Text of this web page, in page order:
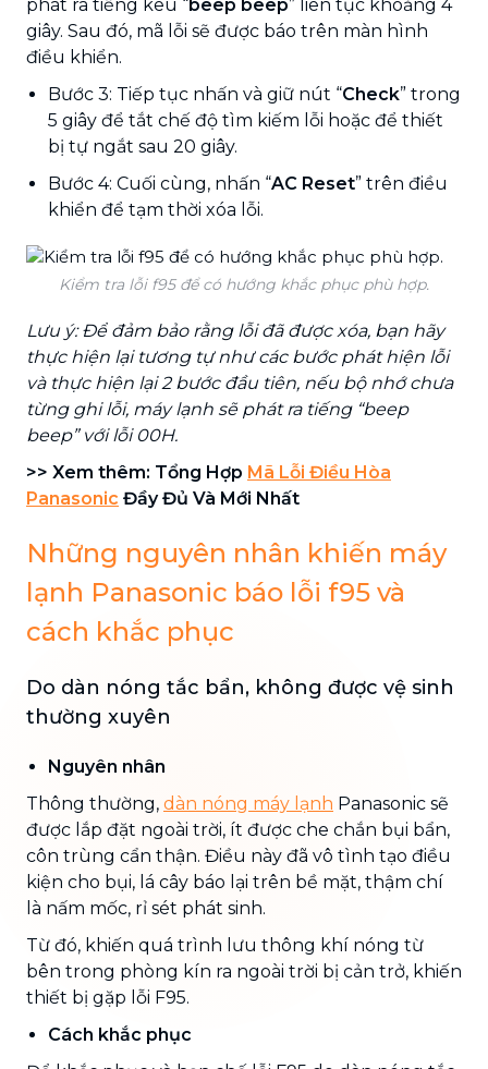
phát ra tiếng kêu “beep beep” liên tục khoảng 4
giây. Sau đó, mã lỗi sẽ được báo trên màn hình
điều khiển.
Bước 3: Tiếp tục nhấn và giữ nút “Check” trong
5 giây để tắt chế độ tìm kiếm lỗi hoặc để thiết
bị tự ngắt sau 20 giây.
Bước 4: Cuối cùng, nhấn “AC Reset” trên điều
khiển để tạm thời xóa lỗi.
Kiểm tra lỗi f95 để có hướng khắc phục phù hợp.
Lưu ý: Để đảm bảo rằng lỗi đã được xóa, bạn hãy
thực hiện lại tương tự như các bước phát hiện lỗi
và thực hiện lại 2 bước đầu tiên, nếu bộ nhớ chưa
từng ghi lỗi, máy lạnh sẽ phát ra tiếng “beep
beep” với lỗi 00H.
>> Xem thêm: Tổng Hợp Mã Lỗi Điều Hòa
Panasonic Đầy Đủ Và Mới Nhất
Những nguyên nhân khiến máy
lạnh Panasonic báo lỗi f95 và
cách khắc phục
Do dàn nóng tắc bẩn, không được vệ sinh
thường xuyên
Nguyên nhân
Thông thường, dàn nóng máy lạnh Panasonic sẽ
được lắp đặt ngoài trời, ít được che chắn bụi bẩn,
côn trùng cẩn thận. Điều này đã vô tình tạo điều
kiện cho bụi, lá cây báo lại trên bề mặt, thậm chí
là nấm mốc, rỉ sét phát sinh.
Từ đó, khiến quá trình lưu thông khí nóng từ
bên trong phòng kín ra ngoài trời bị cản trở, khiến
thiết bị gặp lỗi F95.
Cách khắc phục